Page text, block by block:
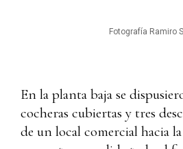
Fotografía Ramiro
En la planta baja se
cocheras cubiertas y tres
de un local comercial hacia